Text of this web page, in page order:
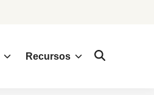
Recursos